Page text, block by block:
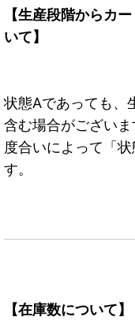
【生産段階からカ
いて】
状態Aであっても、
含む場合がござい
度合いによって「
す。
【在庫数について】